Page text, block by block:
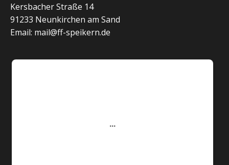
Kersbacher Straße 14
91233 Neunkirchen am Sand
Email: mail@ff-speikern.de